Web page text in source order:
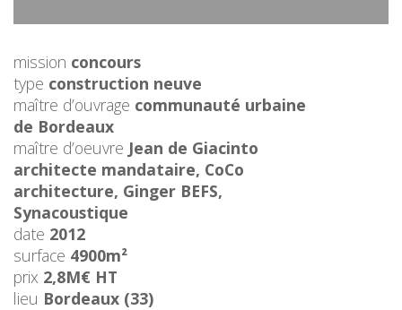
mission concours
type construction neuve
maître d’ouvrage communauté urbaine
de Bordeaux
maître d’oeuvre Jean de Giacinto
architecte mandataire, CoCo
architecture, Ginger BEFS,
Synacoustique
date 2012
surface 4900m²
prix 2,8M€ HT
lieu Bordeaux (33)